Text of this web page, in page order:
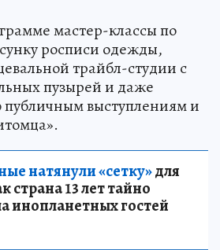
мастер-классы по
росписи одежды,
трайбл-студии с
пузырей и даже
публичным выступлениям и
натянули «сетку»для
страна 13 лет тайно
инопланетных гостей